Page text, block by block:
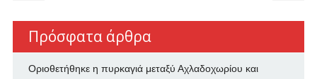
Πρόσφατα άρθρα
Οριοθετήθηκε η πυρκαγιά μεταξύ Αχλαδοχωρίου και